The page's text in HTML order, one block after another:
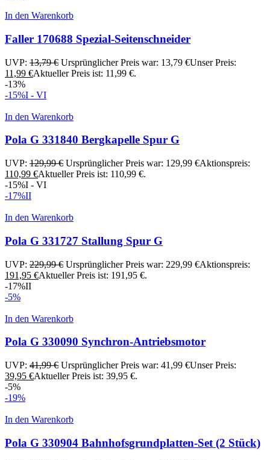
In den Warenkorb
Faller 170688 Spezial-Seitenschneider
UVP: 13,79€ Ursprünglicher Preis war: 13,79 €Unser Preis:
11,99 €Aktueller Preis ist: 11,99 €.
-13%
-15%I - VI
In den Warenkorb
Pola G 331840 Bergkapelle Spur G
UVP: 129,99€ Ursprünglicher Preis war: 129,99 €Aktionspreis:
110,99 €Aktueller Preis ist: 110,99 €.
-15%I - VI
-17%II
In den Warenkorb
Pola G 331727 Stallung Spur G
UVP: 229,99€ Ursprünglicher Preis war: 229,99 €Aktionspreis:
191,95 €Aktueller Preis ist: 191,95 €.
-17%II
-5%
In den Warenkorb
Pola G 330090 Synchron-Antriebsmotor
UVP: 41,99€ Ursprünglicher Preis war: 41,99 €Unser Preis:
39,95 €Aktueller Preis ist: 39,95 €.
-5%
-19%
In den Warenkorb
Pola G 330904 Bahnhofsgrundplatten-Set (2 Stück)